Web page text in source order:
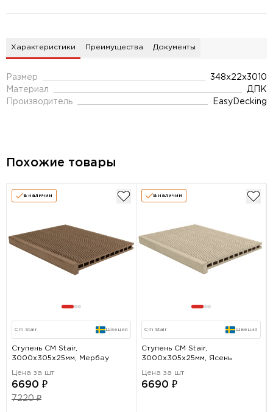
Характеристики Преимущества Документы
Размер
348х22х3010
Материал
ДПК
Производитель
EasyDecking
Похожие товары
В наличии
Cm Stair Швеция
Ступень CM Stair,
3000x305x25мм, Мербау
Цена за шт
6690 ₽
7220 ₽
В наличии
Cm Stair Швеция
Ступень CM Stair,
3000x305x25мм, Ясень
Цена за шт
6690 ₽